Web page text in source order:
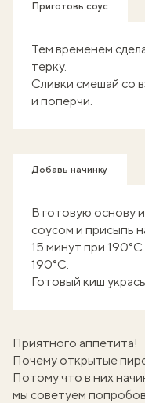
Приготовь соус
Тем временем
терку.
Сливки смешай со
и поперчи.
Добавь начинку
В готовую основу
соусом и присыпь
15 минут при
190°C.
Готовый киш
Приятного аппетита!
Почему открытые
Потому что в них
мы советуем